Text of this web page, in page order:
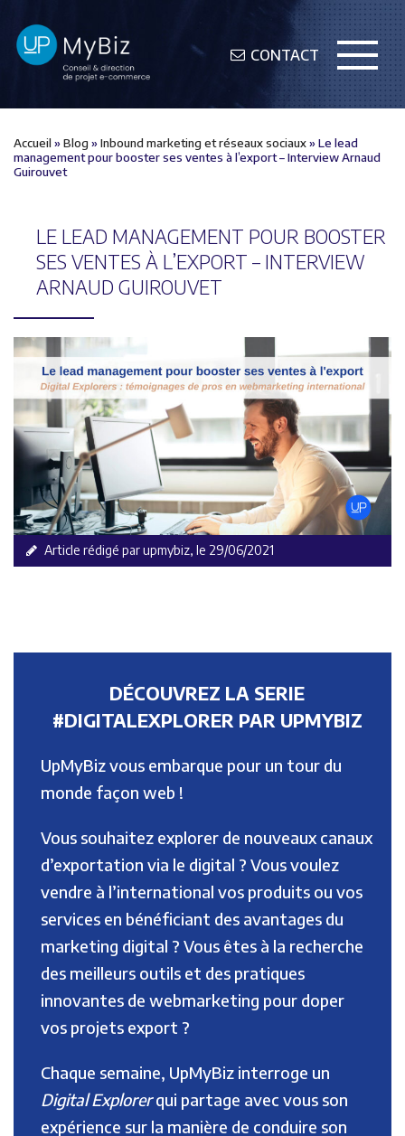
CONTACT
Accueil »Blog »Inbound marketing et réseaux sociaux»Le lead
management pour booster ses ventes à l’export – Interview Arnaud
Guirouvet
LE LEAD MANAGEMENT POUR BOOSTER
SES VENTES À L’EXPORT – INTERVIEW
ARNAUD GUIROUVET
Article rédigé par upmybiz, le 29/06/2021
DÉCOUVREZ LA SERIE
#DIGITALEXPLORER PAR UPMYBIZ
UpMyBiz vous embarque pour un tour du
monde façon web !
Vous souhaitez explorer de nouveaux canaux
d’exportation via le digital ? Vous voulez
vendre à l’international vos produits ou vos
services en bénéficiant des avantages du
marketing digital ? Vous êtes à la recherche
des meilleurs outils et des pratiques
innovantes de webmarketing pour doper
vos projets export ?
Chaque semaine, UpMyBiz interroge un
Digital Explorerqui partage avec vous son
expérience sur la manière de conduire son